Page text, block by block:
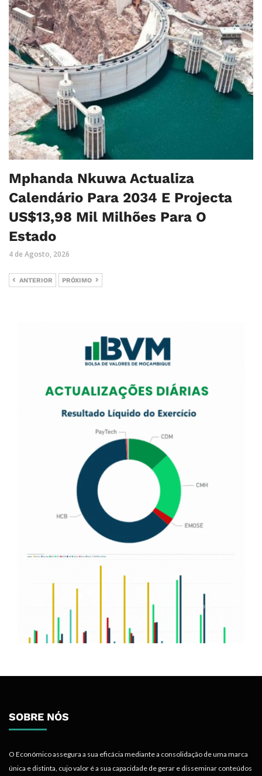
Mphanda Nkuwa Actualiza
Calendário Para 2034 E Projecta
US$13,98 Mil Milhões Para O
Estado
4 de Agosto, 2026
ANTERIOR PRÓXIMO
SOBRE NÓS
O Económico assegura a sua eficácia mediante a consolidação de uma marca
única e distinta, cujo valor é a sua capacidade de gerar e disseminar conteúdos